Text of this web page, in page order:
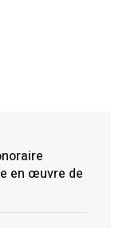
en œuvre de